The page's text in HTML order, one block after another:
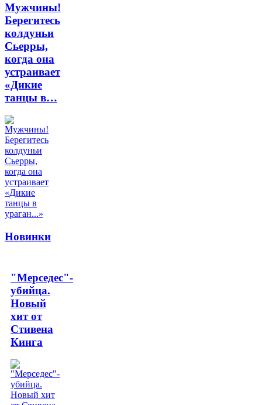
Мужчины!
Берегитесь
колдуньи
Сьерры,
когда она
устраивает
«Дикие
танцы в…
Новинки
"Мерседес"-
убийца.
Новый
хит от
Стивена
Кинга